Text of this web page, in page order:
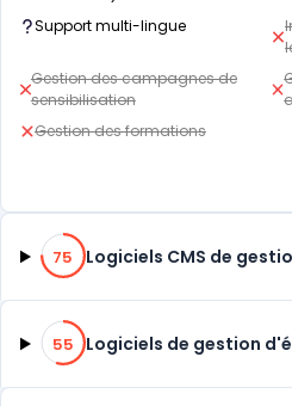
Support multi-lingue
Gestion des campagnes de
sensibilisation
Gestion des formations
75% de compatibilité
75 Logiciels CMS de
55% de compatibilité
55 Logiciels de gestion